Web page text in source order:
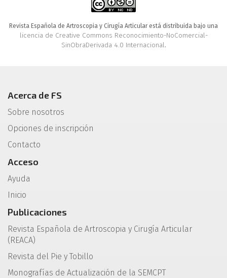
Revista Española de Artroscopia y Cirugía Articular está distribuida bajo una
licencia de Creative Commons Reconocimiento-NoComercial-
SinObraDerivada 4.0 Internacional.
Acerca de FS
Sobre nosotros
Opciones de inscripción
Contacto
Acceso
Ayuda
Inicio
Publicaciones
Revista Española de Artroscopia y Cirugía Articular
(REACA)
Revista del Pie y Tobillo
Monografías de Actualización de la SEMCPT